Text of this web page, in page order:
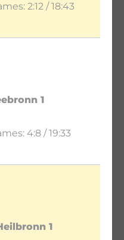
2:12 / 18:43
1
4:8 / 19:33
1